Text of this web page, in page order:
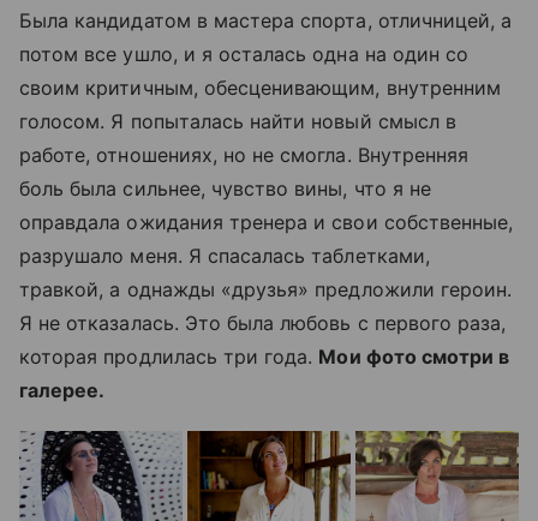
Была кандидатом в мастера спорта, отличницей, а
потом все ушло, и я осталась одна на один со
своим критичным, обесценивающим, внутренним
голосом. Я попыталась найти новый смысл в
работе, отношениях, но не смогла. Внутренняя
боль была сильнее, чувство вины, что я не
оправдала ожидания тренера и свои собственные,
разрушало меня. Я спасалась таблетками,
травкой, а однажды «друзья» предложили героин.
Я не отказалась. Это была любовь с первого раза,
которая продлилась три года. Мои фото смотри в
галерее.